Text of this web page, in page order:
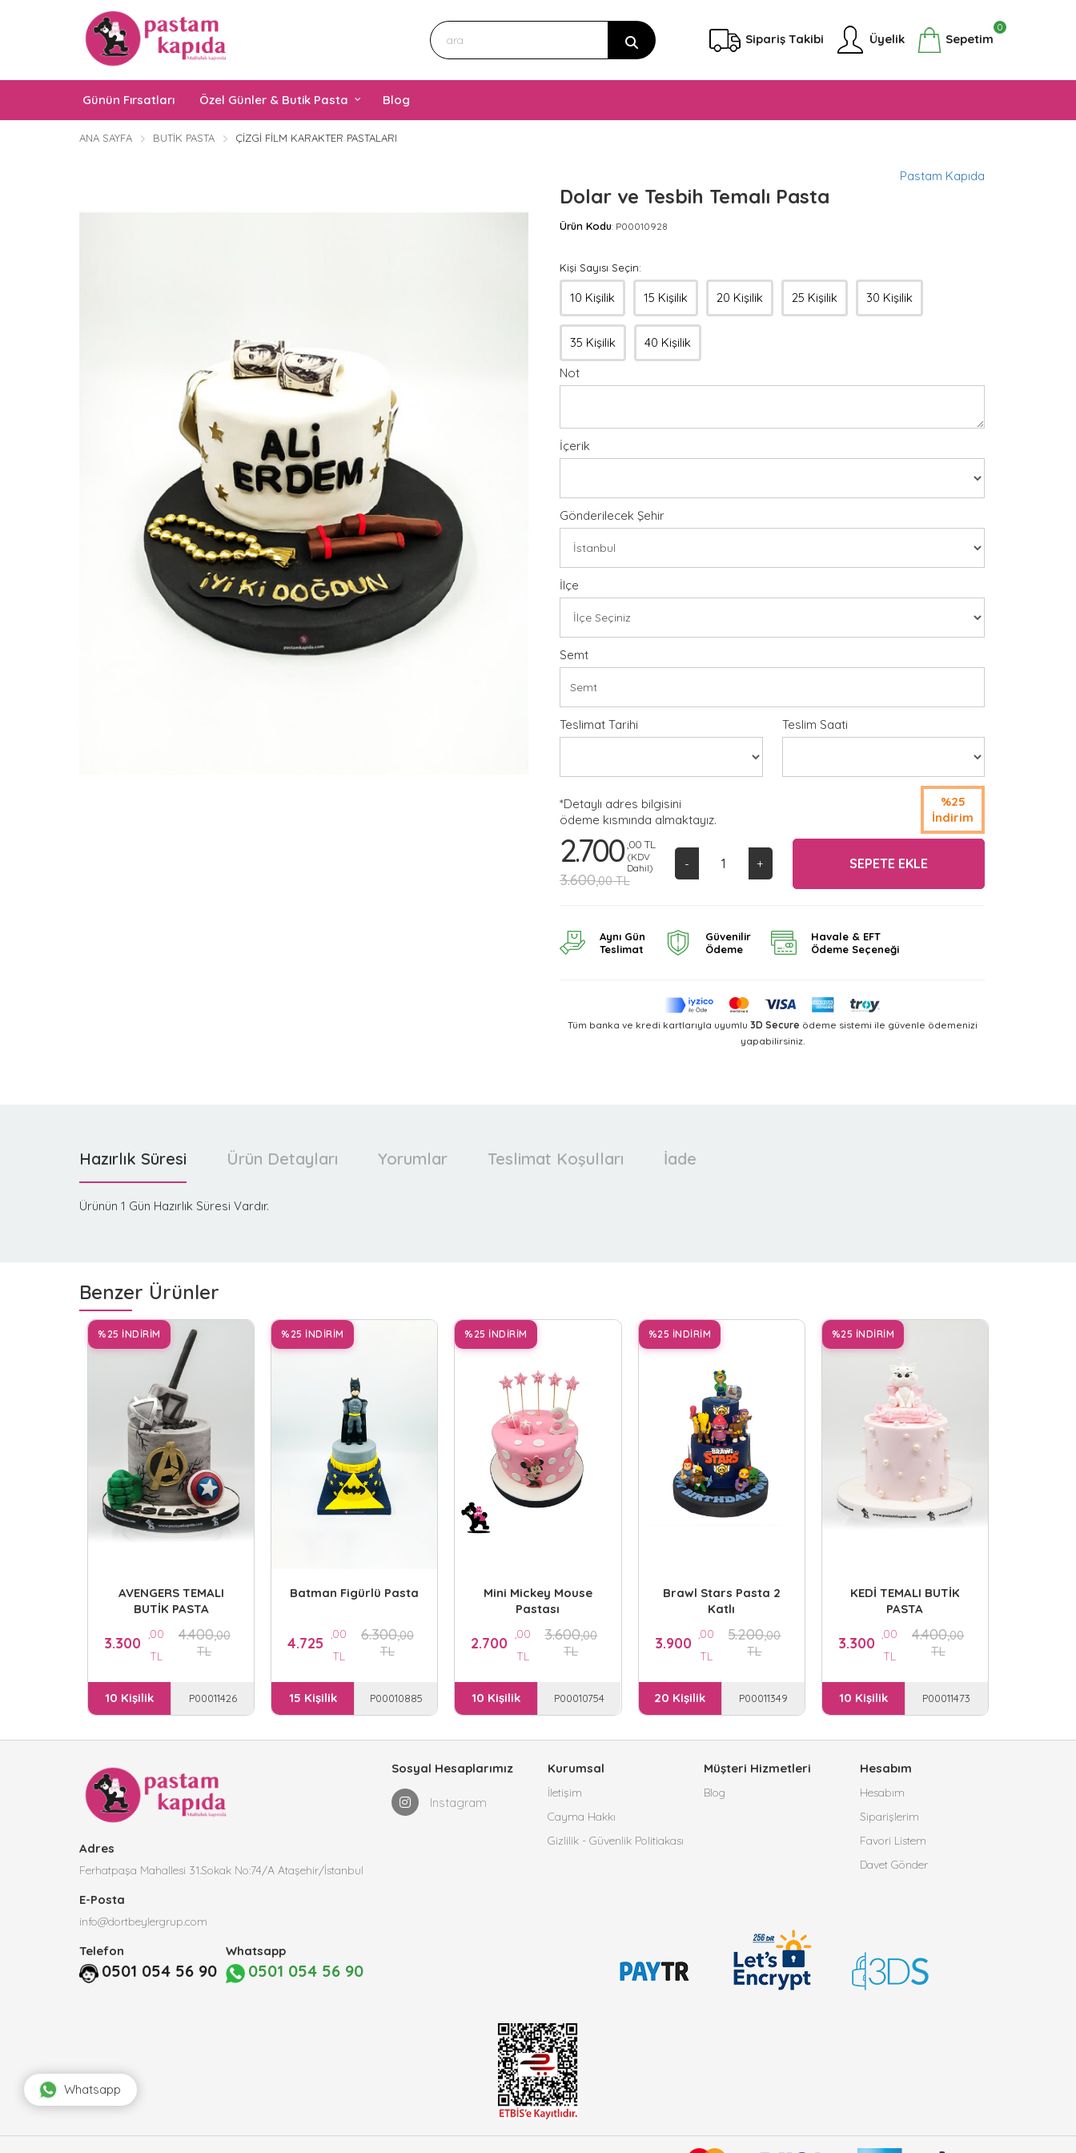
Sipariş Takibi Üyelik Sepetim
0
Günün Fırsatları Özel Günler & Butik Pasta Blog
ANA SAYFA BUTIK PASTA ÇIZGI FILM KARAKTER PASTALARI
Pastam Kapıda
Dolar ve Tesbih Temalı Pasta
Ürün Kodu: P00010928
Kişi Sayısı Seçin:
10 Kişilik 15 Kişilik 20 Kişilik 25 Kişilik 30 Kişilik
35 Kişilik
40 Kişilik
Not
İçerik
Gönderilecek Şehir
İlçe
Semt
Teslimat Tarihi Teslim Saati
*Detaylı adres bilgisini
ödeme kısmında almaktayız.
%25
İndirim
2.700 ,00 TL
(KDV
Dahil)
3.600,00 TL
- + SEPETE EKLE
Aynı Gün
Teslimat
Güvenilir
Ödeme
Havale & EFT
Ödeme Seçeneği
Tüm banka ve kredi kartlarıyla uyumlu 3D Secure ödeme sistemi ile güvenle ödemenizi
yapabilirsiniz.
Hazırlık Süresi Ürün Detayları Yorumlar Teslimat Koşulları İade
Ürünün 1 Gün Hazırlık Süresi Vardır.
Benzer Ürünler
%25 İNDİRİM
AVENGERS TEMALI
BUTİK PASTA
3.300 ,00
TL
4.400,00
TL
10 Kişilik P00011426
%25 İNDİRİM
Batman Figürlü Pasta
4.725 ,00
TL
6.300,00
TL
15 Kişilik P00010885
%25 İNDİRİM
Mini Mickey Mouse
Pastası
2.700 ,00
TL
3.600,00
TL
10 Kişilik P00010754
%25 İNDİRİM
Brawl Stars Pasta 2
Katlı
3.900 ,00
TL
5.200,00
TL
20 Kişilik P00011349
%25 İNDİRİM
KEDİ TEMALI BUTİK
PASTA
3.300 ,00
TL
4.400,00
TL
10 Kişilik P00011473
Adres
Ferhatpaşa Mahallesi 31.Sokak No:74/A Ataşehir/İstanbul
E-Posta
info@dortbeylergrup.com
Telefon
0501 054 56 90
Whatsapp
0501 054 56 90
Sosyal Hesaplarımız
Instagram
Kurumsal
İletişim
Cayma Hakkı
Gizlilik - Güvenlik Politiakası
Müşteri Hizmetleri
Blog
Hesabım
Hesabım
Siparişlerim
Favori Listem
Davet Gönder
Whatsapp